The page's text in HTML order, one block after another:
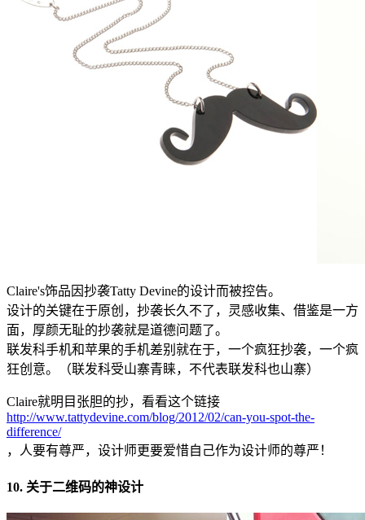
Claire's饰品因抄袭Tatty Devine的设计而被控告。
设计的关键在于原创，抄袭长久不了，灵感收集、借鉴是一方
面，厚颜无耻的抄袭就是道德问题了。
联发科手机和苹果的手机差别就在于，一个疯狂抄袭，一个疯
狂创意。（联发科受山寨青睐，不代表联发科也山寨）
Claire就明目张胆的抄，看看这个链接
http://www.tattydevine.com/blog/2012/02/can-you-spot-the-
difference/
，人要有尊严，设计师更要爱惜自己作为设计师的尊严！
10. 关于二维码的神设计